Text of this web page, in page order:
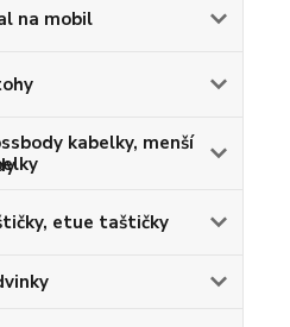
na mobil
kabelky, menší
etue taštičky